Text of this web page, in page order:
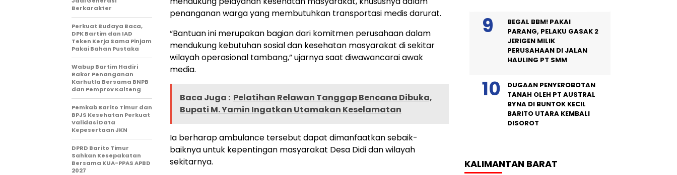
penanganan warga yang membutuhkan transportasi medis darurat.
“Bantuan ini merupakan bagian dari komitmen perusahaan dalam
mendukung kebutuhan sosial dan kesehatan masyarakat di sekitar
wilayah operasional tambang,” ujarnya saat diwawancarai awak
media.
Baca Juga : Pelatihan Relawan Tanggap Bencana Dibuka,
Bupati M. Yamin Ingatkan Utamakan Keselamatan
Ia berharap ambulance tersebut dapat dimanfaatkan sebaik-
baiknya untuk kepentingan masyarakat Desa Didi dan wilayah
sekitarnya.
Berkarakter
Perkuat Budaya Baca,
DPK Bartim dan IAD
Teken Kerja Sama Pinjam
Pakai Bahan Pustaka
Wabup Bartim Hadiri
Rakor Penanganan
Karhutla Bersama BNPB
dan Pemprov Kalteng
Pemkab Barito Timur dan
BPJS Kesehatan Perkuat
Validasi Data
Kepesertaan JKN
DPRD Barito Timur
Sahkan Kesepakatan
Bersama KUA-PPAS APBD
2027
BEGAL BBM! PAKAI
PARANG, PELAKU GASAK 2
JERIGEN MILIK
PERUSAHAAN DI JALAN
HAULING PT SMM
DUGAAN PENYEROBOTAN
TANAH OLEH PT AUSTRAL
BYNA DI BUNTOK KECIL
BARITO UTARA KEMBALI
DISOROT
KALIMANTAN BARAT